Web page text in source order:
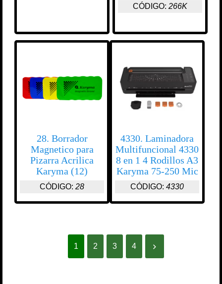
CÓDIGO: 266K
28. Borrador
Magnetico para
Pizarra Acrilica
Karyma (12)
CÓDIGO: 28
4330. Laminadora
Multifuncional 4330
8 en 1 4 Rodillos A3
Karyma 75-250 Mic
CÓDIGO: 4330
1 2 3 4